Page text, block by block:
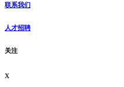
联系我们
人才招聘
关注
x